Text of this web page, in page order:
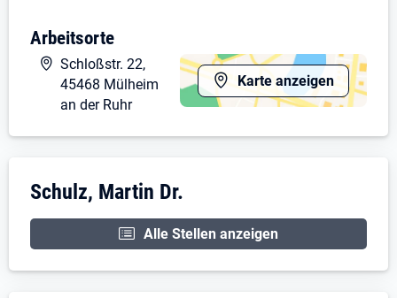
Die Berufsschule wird grds. in Mülheim an der Ruhr
(Berufskolleg Lehnerstr.) besucht; auf Wunsch kann
aber auch ein Berufsschulbesuch in z. B. Oberhausen
erfolgen.
Wir freuen uns auf Deine Bewerbung!
Arbeitsorte
Karte anzeigen
Schloßstr. 22,
45468 Mülheim
an der Ruhr
Unternehmensdarstellung: Schulz, Martin
Schulz, Martin Dr.
Alle Stellen anzeigen